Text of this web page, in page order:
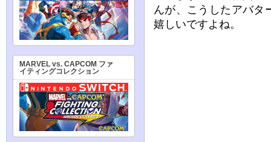
んが、こうしたアバタ
嬉しいですよね。
MARVEL vs. CAPCOM ファ
イティングコレクション